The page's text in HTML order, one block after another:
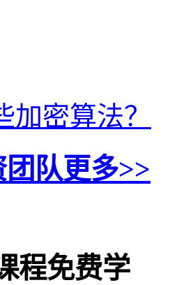
密算法？
团队更多>>
程免费学